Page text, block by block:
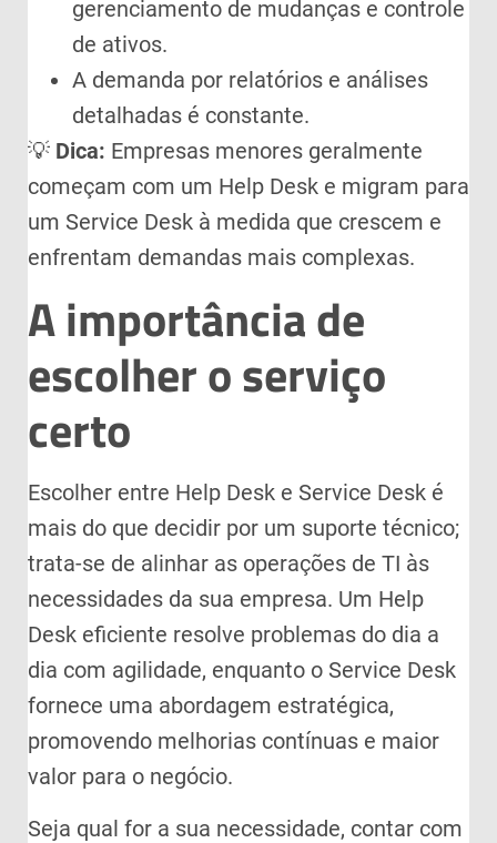
gerenciamento de mudanças e controle
de ativos.
A demanda por relatórios e análises
detalhadas é constante.
💡 Dica: Empresas menores geralmente
começam com um Help Desk e migram para
um Service Desk à medida que crescem e
enfrentam demandas mais complexas.
A importância de
escolher o serviço
certo
Escolher entre Help Desk e Service Desk é
mais do que decidir por um suporte técnico;
trata-se de alinhar as operações de TI às
necessidades da sua empresa. Um Help
Desk eficiente resolve problemas do dia a
dia com agilidade, enquanto o Service Desk
fornece uma abordagem estratégica,
promovendo melhorias contínuas e maior
valor para o negócio.
Seja qual for a sua necessidade, contar com